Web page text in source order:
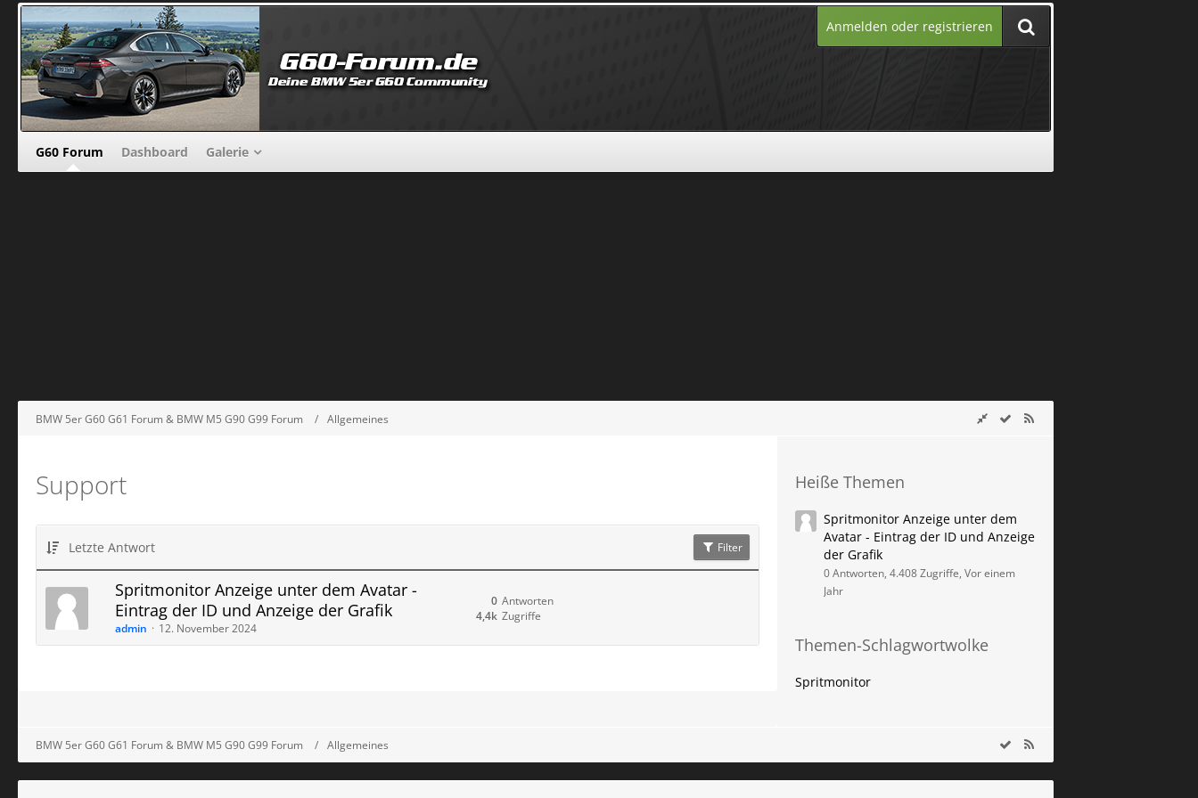
Anmelden oder registrieren
G60 Forum Dashboard Galerie
BMW 5er G60 G61 Forum & BMW M5 G90 G99 Forum Allgemeines
Support
Letzte Antwort Filter
Spritmonitor Anzeige unter dem Avatar -
Eintrag der ID und Anzeige der Grafik
admin 12. November 2024
Antworten
0
Zugriffe
4,4k
Heiße Themen
Spritmonitor Anzeige unter dem
Avatar - Eintrag der ID und Anzeige
der Grafik
0 Antworten, 4.408 Zugriffe, Vor einem
Jahr
Themen-Schlagwortwolke
Spritmonitor
BMW 5er G60 G61 Forum & BMW M5 G90 G99 Forum Allgemeines